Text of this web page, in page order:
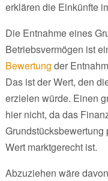
erklären die Einkünfte
Die Entnahme eines
Betriebsvermögen ist
Bewertung der
Das ist der Wert, den
erzielen würde. Einen
hier nicht, da das
Grundstücksbewertung
Wert marktgerecht ist.
Abzuziehen wäre